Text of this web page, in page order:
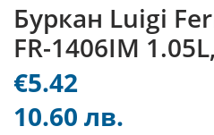
Буркан Luigi
FR-1406IM
€5.42
10.60 лв.